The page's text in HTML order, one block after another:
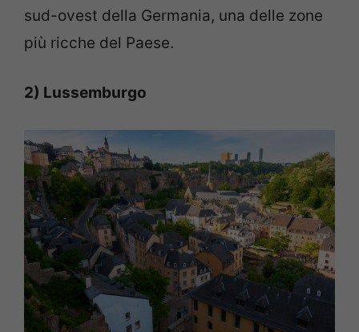
sud-ovest della Germania, una delle zone
più ricche del Paese.
2) Lussemburgo